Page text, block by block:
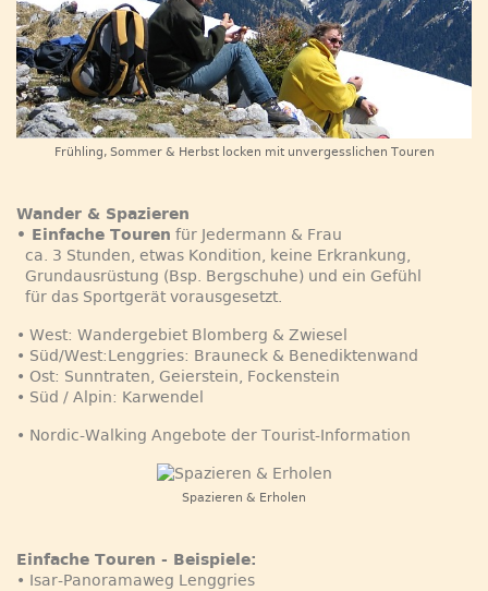
Frühling, Sommer & Herbst locken mit unvergesslichen Touren
Wander & Spazieren
• Einfache Touren für Jedermann & Frau
ca. 3 Stunden, etwas Kondition, keine Erkrankung,
Grundausrüstung (Bsp. Bergschuhe) und ein Gefühl
für das Sportgerät vorausgesetzt.
• West: Wandergebiet Blomberg & Zwiesel
• Süd/West:Lenggries: Brauneck & Benediktenwand
• Ost: Sunntraten, Geierstein, Fockenstein
• Süd / Alpin: Karwendel
• Nordic-Walking Angebote der Tourist-Information
Spazieren & Erholen
Einfache Touren - Beispiele:
• Isar-Panoramaweg Lenggries